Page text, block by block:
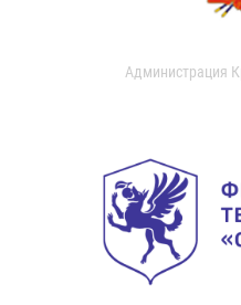
Администрация